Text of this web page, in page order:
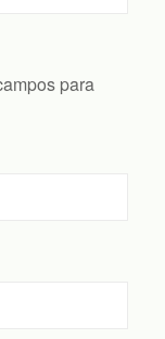
para